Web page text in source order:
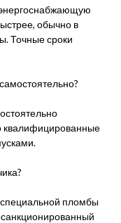
обычно в
Точные сроки
квалифицированные
пломбы